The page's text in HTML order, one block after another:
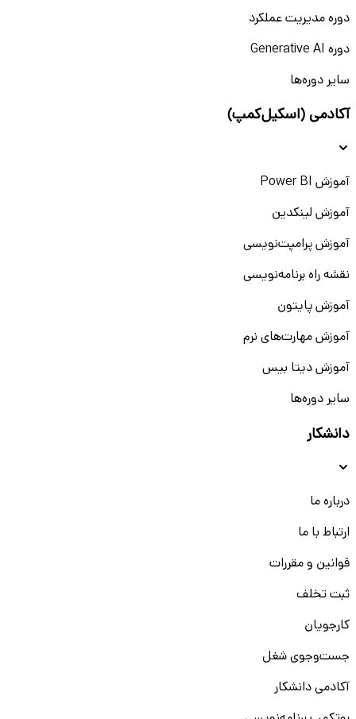
دوره مدیریت عملکرد
دوره Generative AI
سایر دوره‌ها
آکادمی (اسکیل‌کمپ)
آموزش Power BI
آموزش لینکدین
آموزش پرامپت‌نویسی
نقشه راه برنامه‌نویسی
آموزش پایتون
آموزش مهارت‌های نرم
آموزش دیتا بیس
سایر دوره‌ها
دانشکار
درباره ما
ارتباط با ما
قوانین و مقررات
ثبت تخلف
کارجویان
جست‌و‌جوی شغل
آکادمی دانشکار